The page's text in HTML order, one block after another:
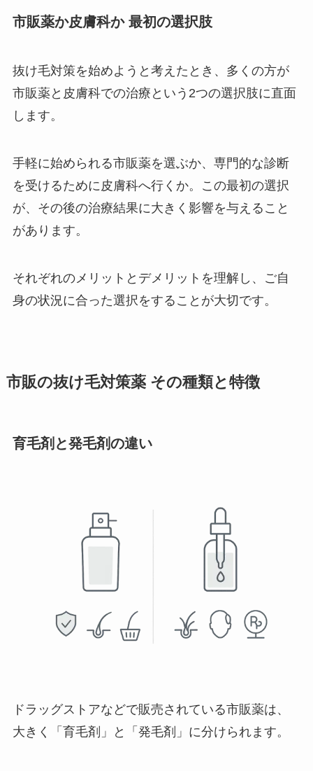
市販薬か皮膚科か 最初の選択肢
抜け毛対策を始めようと考えたとき、多くの方が
市販薬と皮膚科での治療という2つの選択肢に直面
します。
手軽に始められる市販薬を選ぶか、専門的な診断
を受けるために皮膚科へ行くか。この最初の選択
が、その後の治療結果に大きく影響を与えること
があります。
それぞれのメリットとデメリットを理解し、ご自
身の状況に合った選択をすることが大切です。
市販の抜け毛対策薬 その種類と特徴
育毛剤と発毛剤の違い
ドラッグストアなどで販売されている市販薬は、
大きく「育毛剤」と「発毛剤」に分けられます。